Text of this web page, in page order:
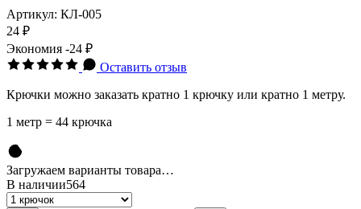
Артикул: КЛ-005
24 ₽
Экономия -24 ₽
Оставить отзыв
Крючки можно заказать кратно 1 крючку или кратно 1 метру.
1 метр = 44 крючка
Загружаем варианты товара…
В наличии564